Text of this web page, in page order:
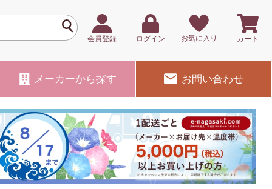
会員登録 ログイン お気に入り カート
メーカーから探す お問い合わせ